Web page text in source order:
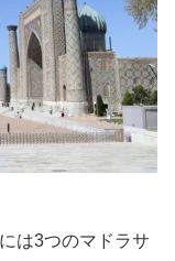
は3つのマドラサ